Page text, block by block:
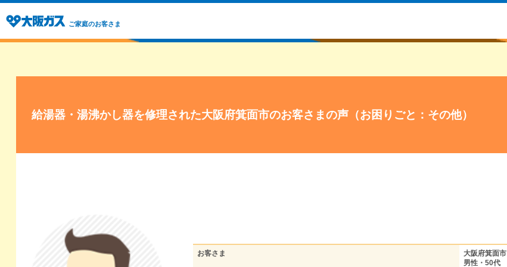
ご家庭のお客さま
給湯器・湯沸かし器を修理された大阪府箕面市のお客さまの声（お困りごと：その他）
お客さま
大阪府箕面市
男性・50代